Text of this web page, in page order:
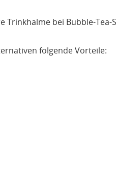
bei Bubble-Tea-
folgende Vorteile: